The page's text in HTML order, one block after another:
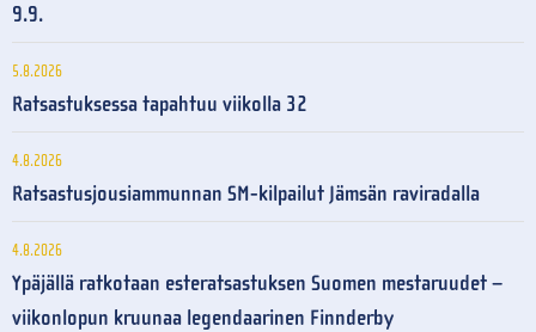
9.9.
5.8.2026
Ratsastuksessa tapahtuu viikolla 32
4.8.2026
Ratsastusjousiammunnan SM-kilpailut Jämsän raviradalla
4.8.2026
Ypäjällä ratkotaan esteratsastuksen Suomen mestaruudet –
viikonlopun kruunaa legendaarinen Finnderby